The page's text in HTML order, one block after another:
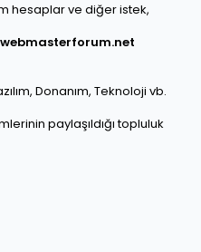
hesaplar ve diğer istek,
Donanım, Teknoloji vb.
paylaşıldığı topluluk